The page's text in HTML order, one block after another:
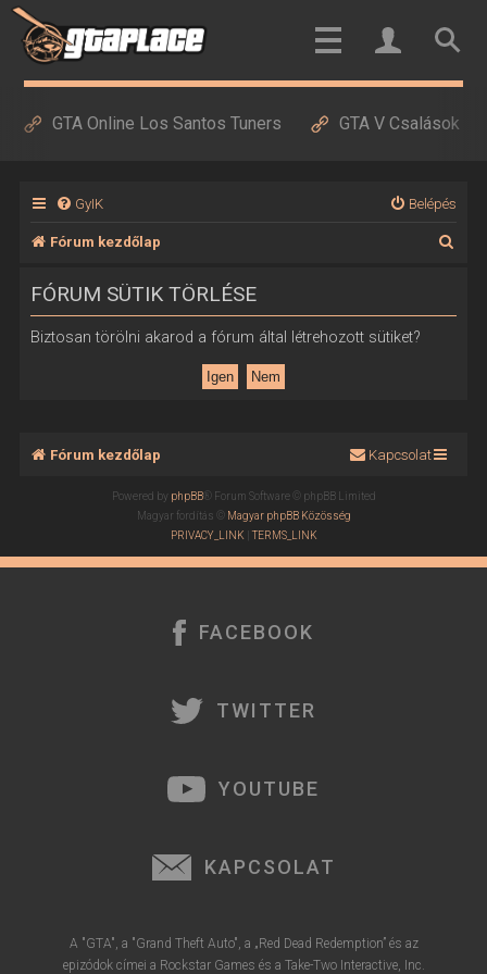
GTA Online Los Santos Tuners GTA V Csalások
GyIK Belépés
Fórum kezdőlap
FÓRUM SÜTIK TÖRLÉSE
Biztosan törölni akarod a fórum által létrehozott sütiket?
Fórum kezdőlap Kapcsolat
Powered by phpBB® Forum Software © phpBB Limited
Magyar fordítás © Magyar phpBB Közösség
PRIVACY_LINK |TERMS_LINK
FACEBOOK
TWITTER
YOUTUBE
KAPCSOLAT
A "GTA", a "Grand Theft Auto", a „Red Dead Redemption” és az
epizódok címei a Rockstar Games és a Take-Two Interactive, Inc.